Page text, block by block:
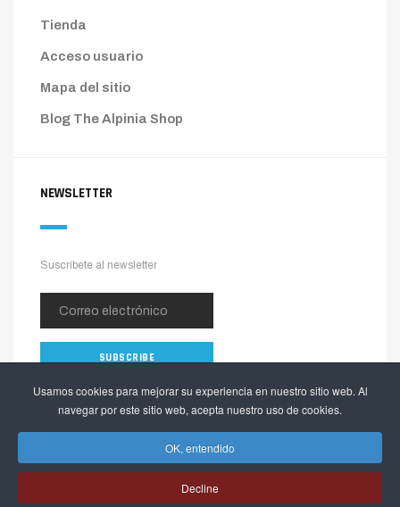
Usamos cookies para mejorar su experiencia en nuestro sitio web. Al
navegar por este sitio web, acepta nuestro uso de cookies.
OK, entendido
Decline
Tienda
Acceso usuario
Mapa del sitio
Blog The Alpinia Shop
NEWSLETTER
Suscríbete al newsletter